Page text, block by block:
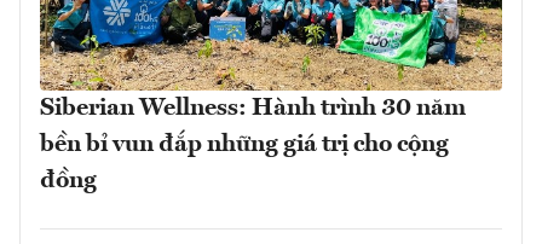
Siberian Wellness: Hành trình 30 năm
bền bỉ vun đắp những giá trị cho cộng
đồng